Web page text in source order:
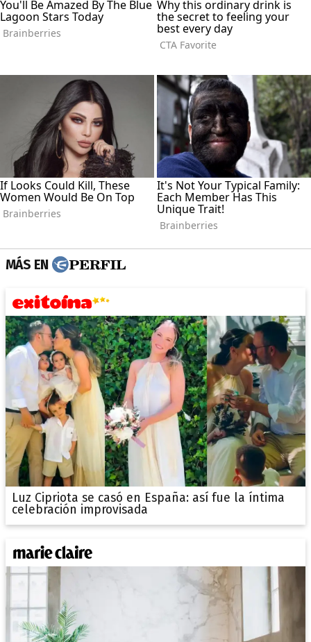
MÁS EN
Luz Cipriota se casó en España: así fue la íntima
celebración improvisada